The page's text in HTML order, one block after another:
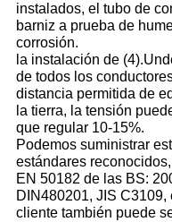
instalados, el tubo de
barniz a prueba de
corrosión.
la instalación de
de todos los
distancia permitida de
la tierra, la tensión
que regular 10-15%.
Podemos suministrar
estándares
EN 50182 de las BS:
DIN480201, JIS
cliente también puede